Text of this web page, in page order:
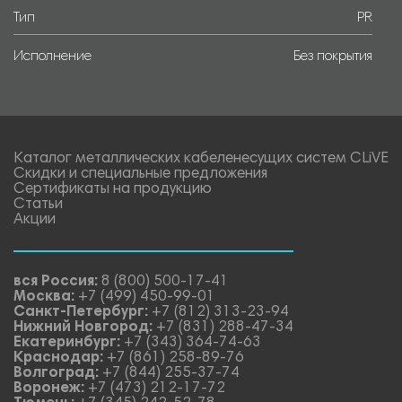
Тип PR
Исполнение Без покрытия
Каталог металлических кабеленесущих систем CLiVE
Скидки и специальные предложения
Сертификаты на продукцию
Статьи
Акции
вся Россия: 8 (800) 500-17-41
Москва: +7 (499) 450-99-01
Санкт-Петербург: +7 (812) 313-23-94
Нижний Новгород: +7 (831) 288-47-34
Екатеринбург: +7 (343) 364-74-63
Краснодар: +7 (861) 258-89-76
Волгоград: +7 (844) 255-37-74
Воронеж: +7 (473) 212-17-72